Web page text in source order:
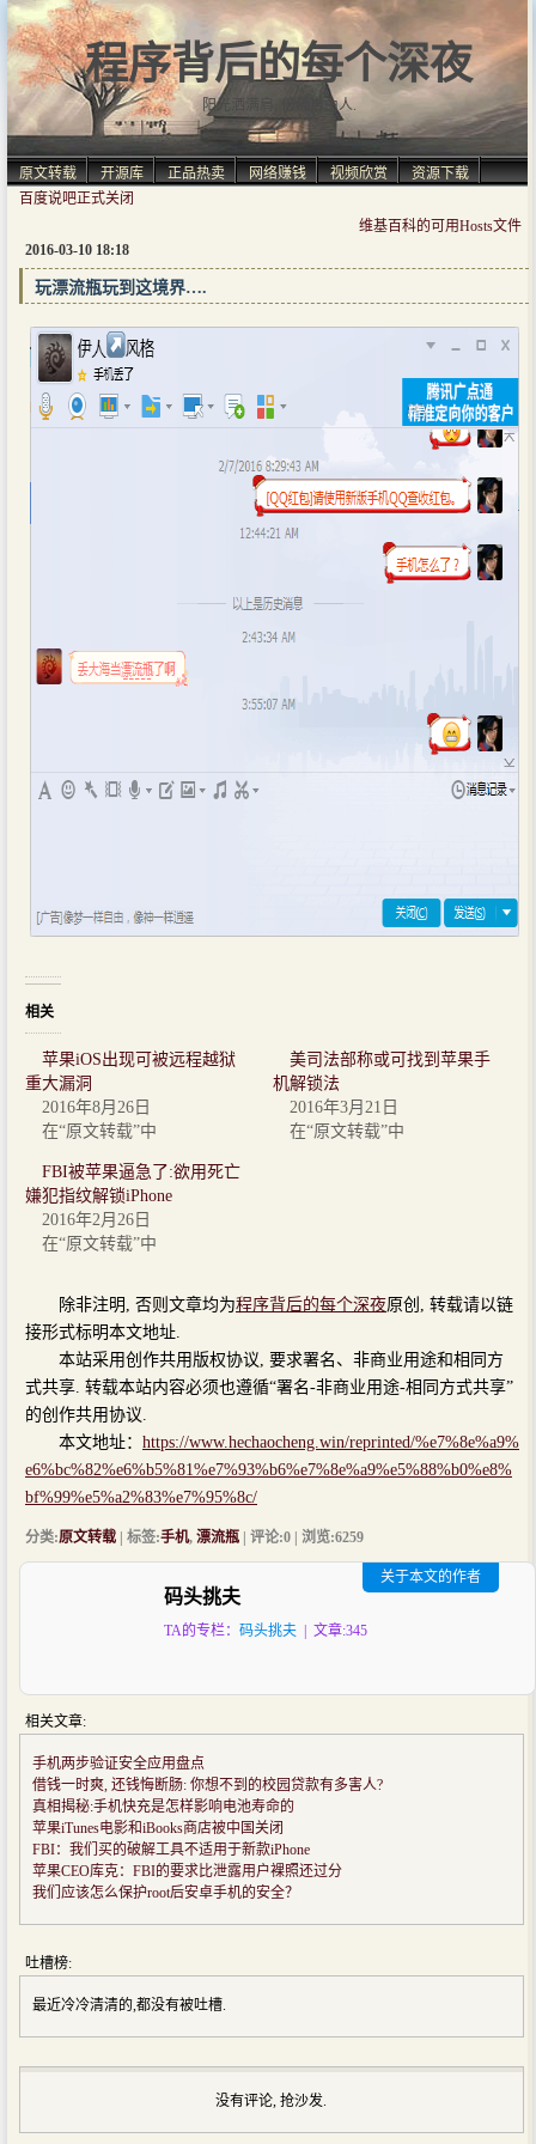
程序背后的每个深夜
阳光洒满肩, 仿佛自由人.
原文转载 开源库 正品热卖 网络赚钱 视频欣赏
资源下载
百度说吧正式关闭
维基百科的可用Hosts文件
2016-03-10 18:18
玩漂流瓶玩到这境界….
相关
苹果iOS出现可被远程越狱
重大漏洞
2016年8月26日
在“原文转载”中
美司法部称或可找到苹果手
机解锁法
2016年3月21日
在“原文转载”中
FBI被苹果逼急了:欲用死亡
嫌犯指纹解锁iPhone
2016年2月26日
在“原文转载”中
除非注明, 否则文章均为程序背后的每个深夜原创, 转载请以链
接形式标明本文地址.
本站采用创作共用版权协议, 要求署名、非商业用途和相同方
式共享. 转载本站内容必须也遵循“署名-非商业用途-相同方式共享”
的创作共用协议.
本文地址： https://www.hechaocheng.win/reprinted/%e7%8e%a9%
e6%bc%82%e6%b5%81%e7%93%b6%e7%8e%a9%e5%88%b0%e8%
bf%99%e5%a2%83%e7%95%8c/
分类:原文转载 | 标签:手机, 漂流瓶 | 评论:0 | 浏览:6259
码头挑夫
TA的专栏： 码头挑夫 | 文章:345
关于本文的作者
相关文章:
手机两步验证安全应用盘点
借钱一时爽, 还钱悔断肠: 你想不到的校园贷款有多害人?
真相揭秘:手机快充是怎样影响电池寿命的
苹果iTunes电影和iBooks商店被中国关闭
FBI：我们买的破解工具不适用于新款iPhone
苹果CEO库克：FBI的要求比泄露用户裸照还过分
我们应该怎么保护root后安卓手机的安全？
吐槽榜:
最近冷冷清清的,都没有被吐槽.
没有评论, 抢沙发.